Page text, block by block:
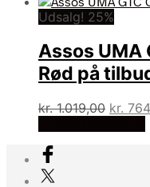
Udsalg! 25%
Assos UMA
Rød på
kr.1.019,00 Den
kr.